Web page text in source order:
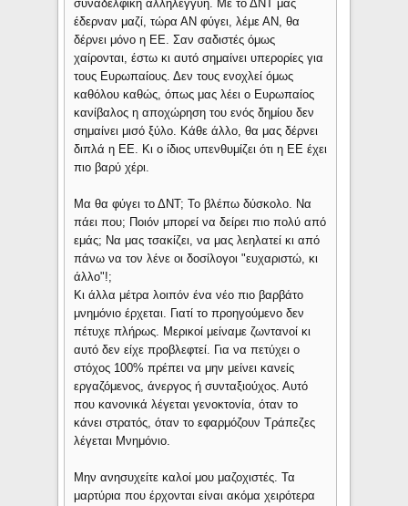
συναδελφική αλληλεγγύη. Με το ΔΝΤ μας
έδερναν μαζί, τώρα ΑΝ φύγει, λέμε ΑΝ, θα
δέρνει μόνο η ΕΕ. Σαν σαδιστές όμως
χαίρονται, έστω κι αυτό σημαίνει υπερορίες για
τους Ευρωπαίους. Δεν τους ενοχλεί όμως
καθόλου καθώς, όπως μας λέει ο Ευρωπαίος
κανίβαλος η αποχώρηση του ενός δημίου δεν
σημαίνει μισό ξύλο. Κάθε άλλο, θα μας δέρνει
διπλά η ΕΕ. Κι ο ίδιος υπενθυμίζει ότι η ΕΕ έχει
πιο βαρύ χέρι.
Μα θα φύγει το ΔΝΤ; Το βλέπω δύσκολο. Να
πάει που; Ποιόν μπορεί να δείρει πιο πολύ από
εμάς; Να μας τσακίζει, να μας λεηλατεί κι από
πάνω να τον λένε οι δοσίλογοι "ευχαριστώ, κι
άλλο"!;
Κι άλλα μέτρα λοιπόν ένα νέο πιο βαρβάτο
μνημόνιο έρχεται. Γιατί το προηγούμενο δεν
πέτυχε πλήρως. Μερικοί μείναμε ζωντανοί κι
αυτό δεν είχε προβλεφτεί. Για να πετύχει ο
στόχος 100% πρέπει να μην μείνει κανείς
εργαζόμενος, άνεργος ή συνταξιούχος. Αυτό
που κανονικά λέγεται γενοκτονία, όταν το
κάνει στρατός, όταν το εφαρμόζουν Τράπεζες
λέγεται Μνημόνιο.
Μην ανησυχείτε καλοί μου μαζοχιστές. Τα
μαρτύρια που έρχονται είναι ακόμα χειρότερα